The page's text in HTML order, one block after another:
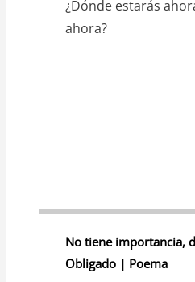
¿Dónde estarás
ahora?
No tiene importancia,
Obligado | Poema